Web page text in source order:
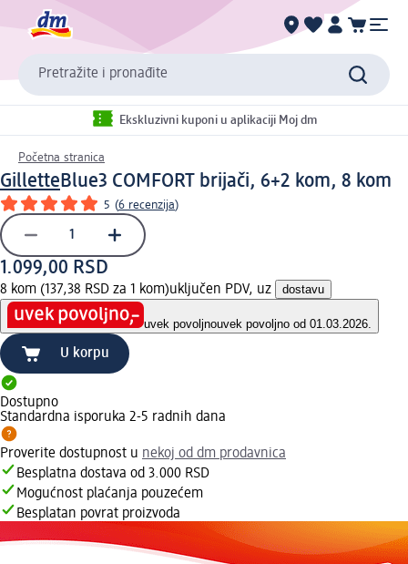
Pretražite i pronađite
Ekskluzivni kuponi u aplikaciji Moj dm
Početna stranica
GilletteBlue3 COMFORT brijači, 6+2 kom, 8 kom
5 (6 recenzija)
1.099,00 RSD
8 kom (137,38 RSD za 1 kom)uključen PDV, uz dostavu
uvek povoljnouvek povoljno od 01.03.2026.
U korpu
Dostupno
Standardna isporuka 2-5 radnih dana
Proverite dostupnost u nekoj od dm prodavnica
Besplatna dostava od 3.000 RSD
Mogućnost plaćanja pouzećem
Besplatan povrat proizvoda